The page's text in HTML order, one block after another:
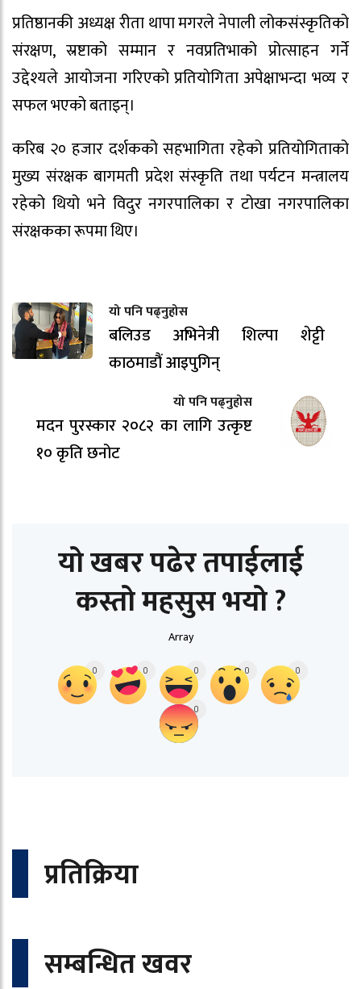
प्रतिष्ठानकी अध्यक्ष रीता थापा मगरले नेपाली लोकसंस्कृतिको
संरक्षण, स्रष्टाको सम्मान र नवप्रतिभाको प्रोत्साहन गर्ने
उद्देश्यले आयोजना गरिएको प्रतियोगिता अपेक्षाभन्दा भव्य र
सफल भएको बताइन्।
करिब २० हजार दर्शकको सहभागिता रहेको प्रतियोगिताको
मुख्य संरक्षक बागमती प्रदेश संस्कृति तथा पर्यटन मन्त्रालय
रहेको थियो भने विदुर नगरपालिका र टोखा नगरपालिका
संरक्षकका रूपमा थिए।
यो पनि पढ्नुहोस
बलिउड अभिनेत्री शिल्पा शेट्टी
काठमाडौं आइपुगिन्
यो पनि पढ्नुहोस
मदन पुरस्कार २०८२ का लागि उत्कृष्ट
१० कृति छनोट
यो खबर पढेर तपाईलाई
कस्तो महसुस भयो ?
Array
0 0 0 0 0
0
प्रतिक्रिया
सम्बन्धित खवर